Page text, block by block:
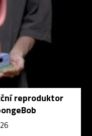
reproduktor